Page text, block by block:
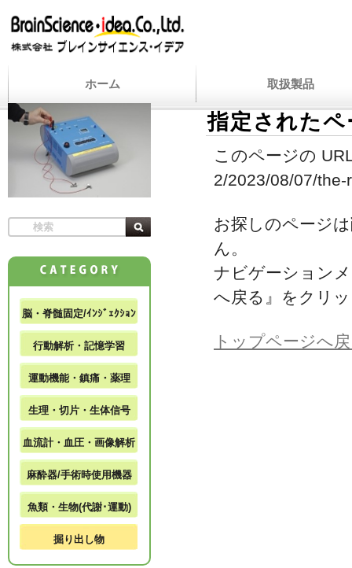
ホーム 取扱製品
指定された
このページの
2/2023/08/07/
お探しのページ
ん。
ナビゲーション
へ戻る』をクリ
トップページへ
脳・脊髄固定/ｲﾝｼﾞｪｸｼｮﾝ
行動解析・記憶学習
運動機能・鎮痛・薬理
生理・切片・生体信号
血流計・血圧・画像解析
麻酔器/手術時使用機器
魚類・生物(代謝･運動)
掘り出し物